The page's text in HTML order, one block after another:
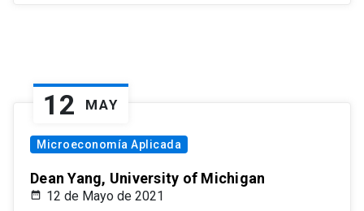
12 MAY
Microeconomía Aplicada
Dean Yang, University of Michigan
12 de Mayo de 2021